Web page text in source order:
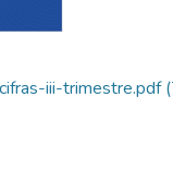
iii-trimestre.pdf